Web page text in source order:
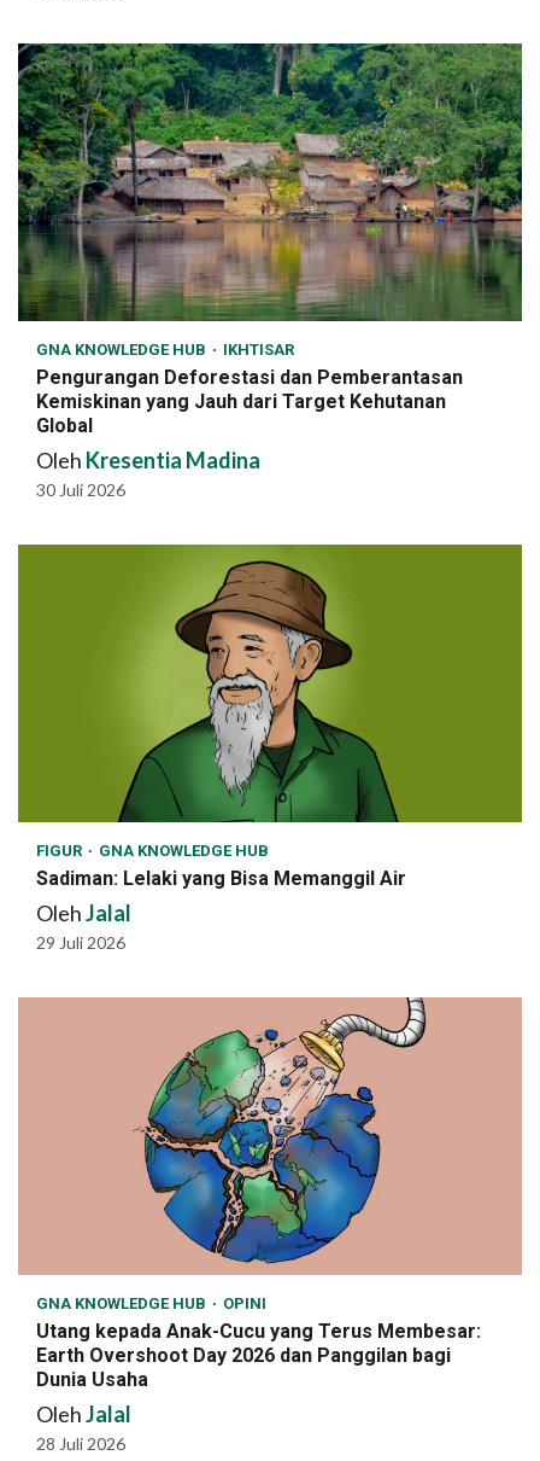
GNA KNOWLEDGE HUB IKHTISAR
Pengurangan Deforestasi dan Pemberantasan
Kemiskinan yang Jauh dari Target Kehutanan
Global
Oleh Kresentia Madina
30 Juli 2026
FIGUR GNA KNOWLEDGE HUB
Sadiman: Lelaki yang Bisa Memanggil Air
OlehJalal
29 Juli 2026
GNA KNOWLEDGE HUB OPINI
Utang kepada Anak-Cucu yang Terus Membesar:
Earth Overshoot Day 2026 dan Panggilan bagi
Dunia Usaha
OlehJalal
28 Juli 2026